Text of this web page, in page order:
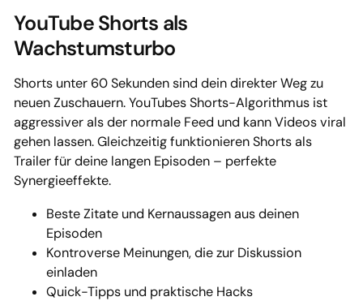
YouTube Shorts als
Wachstumsturbo
Shorts unter 60 Sekunden sind dein direkter Weg zu
neuen Zuschauern. YouTubes Shorts-Algorithmus ist
aggressiver als der normale Feed und kann Videos viral
gehen lassen. Gleichzeitig funktionieren Shorts als
Trailer für deine langen Episoden – perfekte
Synergieeffekte.
Beste Zitate und Kernaussagen aus deinen
Episoden
Kontroverse Meinungen, die zur Diskussion
einladen
Quick-Tipps und praktische Hacks